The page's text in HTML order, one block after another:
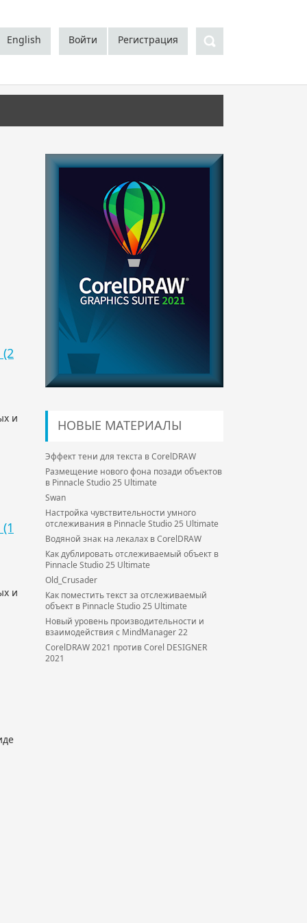
English Войти Регистрация
и
и
НОВЫЕ МАТЕРИАЛЫ
Эффект тени для текста в CorelDRAW
Размещение нового фона позади объектов
в Pinnacle Studio 25 Ultimate
Swan
Настройка чувствительности умного
отслеживания в Pinnacle Studio 25 Ultimate
Водяной знак на лекалах в CorelDRAW
Как дублировать отслеживаемый объект в
Pinnacle Studio 25 Ultimate
Old_Crusader
Как поместить текст за отслеживаемый
объект в Pinnacle Studio 25 Ultimate
Новый уровень производительности и
взаимодействия с MindManager 22
CorelDRAW 2021 против Corel DESIGNER
2021